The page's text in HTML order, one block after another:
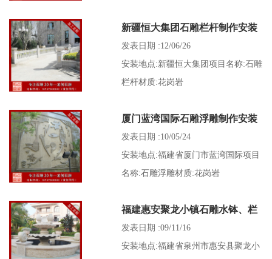
新疆恒大集团石雕栏杆制作安装
发表日期 :12/06/26
安装地点:新疆恒大集团项目名称:石雕
栏杆材质:花岗岩
厦门蓝湾国际石雕浮雕制作安装
发表日期 :10/05/24
安装地点:福建省厦门市蓝湾国际项目
名称:石雕浮雕材质:花岗岩
福建惠安聚龙小镇石雕水钵、栏
杆、浮雕项目
发表日期 :09/11/16
安装地点:福建省泉州市惠安县聚龙小